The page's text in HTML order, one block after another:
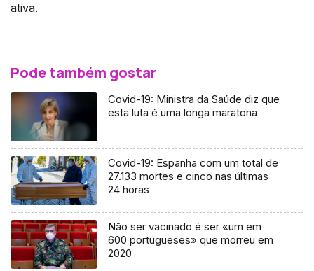
ativa.
Pode também gostar
Covid-19: Ministra da Saúde diz que
esta luta é uma longa maratona
Covid-19: Espanha com um total de
27.133 mortes e cinco nas últimas
24 horas
Não ser vacinado é ser «um em
600 portugueses» que morreu em
2020